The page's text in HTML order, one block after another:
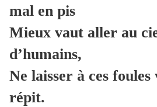
mal en pis
Mieux vaut aller au
d’humains,
Ne laisser à ces foules
répit.